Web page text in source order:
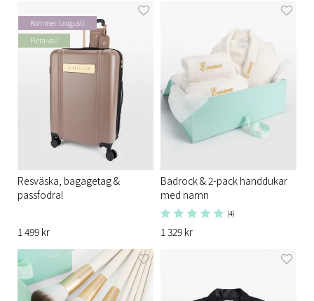
Kommer i augusti
Flera val!
Resväska, bagagetag &
passfodral
1 499 kr
Badrock & 2-pack handdukar
med namn
(4)
1 329 kr